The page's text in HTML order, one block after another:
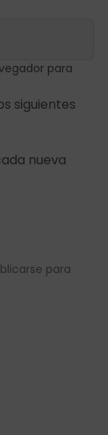
para
siguientes
nueva
para